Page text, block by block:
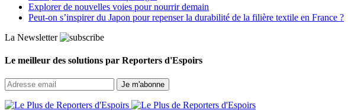
Explorer de nouvelles voies pour nourrir demain
Peut‑on s’inspirer du Japon pour repenser la durabilité de la filière textile en France ?
La Newsletter
Le meilleur des solutions par Reporters d'Espoirs